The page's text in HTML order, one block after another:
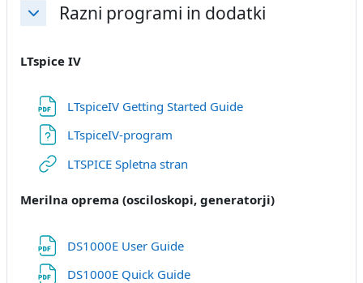
Skrči Razni programi in dodatki
LTspice IV
LTspiceIV Getting Started Guide
LTspiceIV-program
LTSPICE Spletna stranURL
Merilna oprema (osciloskopi, generatorji)
DS1000E User Guide
DS1000E Quick Guide